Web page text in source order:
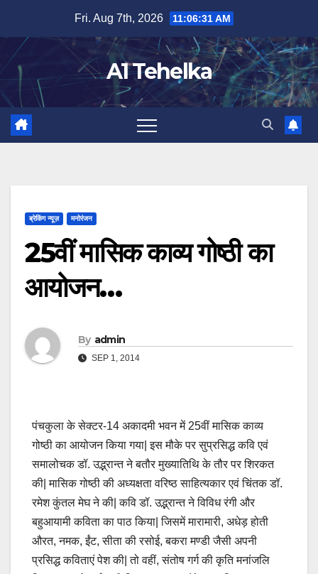
content
Fri. Aug 7th, 2026 11:06:32 AM
A1 Tehelka
ब्रेकिंग न्यूज़ मनोरंजन
25वीं मासिक काव्य गोष्ठी का
आयोजन…
By admin
SEP 1, 2014
पंचकुला के सेक्टर-14 अकादमी भवन में 25वीं मासिक काव्य
गोष्ठी का आयोजन किया गया| इस मौके पर सुप्रसिद्ध कवि एवं
समालोचक डॉ. उद्भ्रान्त ने बतौर मुख्यातिथि के तौर पर शिरकत
की| मासिक गोष्ठी की अध्यक्षता वरिष्ठ साहित्यकार एवं चिंतक डॉ.
रमेश कुंतल मेघ ने की| कवि डॉ. उद्भ्रान्त ने विविध रंगी और
बहुआयामी कविता का पाठ किया| जिसमें मारामारी, अधेड़ होती
औरत, नमक, ईंट, सीता की रसोई, बकरा मण्डी जैसी अपनी
प्रसिद्ध कविताएं पेश की| तो वहीं, संतोष गर्ग की कृति मनांजलि